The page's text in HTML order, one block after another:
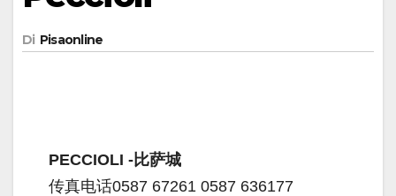
Di Pisaonline
PECCIOLI -比萨城
传真电话0587 67261 0587 636177